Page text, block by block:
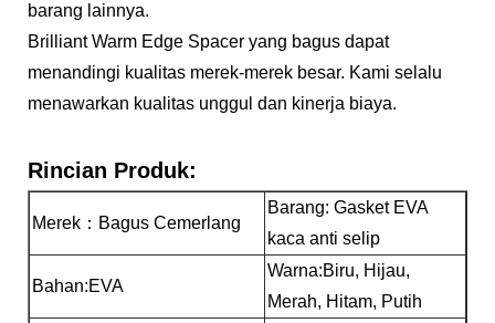
barang lainnya.
Brilliant Warm Edge Spacer yang bagus dapat
menandingi kualitas merek-merek besar. Kami selalu
menawarkan kualitas unggul dan kinerja biaya.
Rincian Produk:
Merek：Bagus Cemerlang
Barang: Gasket EVA
kaca anti selip
Bahan:EVA
Warna:Biru, Hijau,
Merah, Hitam, Putih